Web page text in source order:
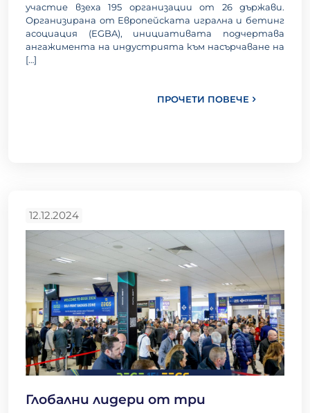
участие взеха 195 организации от 26 държави.
Организирана от Европейската игрална и бетинг
асоциация (EGBA), инициативата подчертава
ангажимента на индустрията към насърчаване на
[…]
ПРОЧЕТИ ПОВЕЧЕ
12.12.2024
Глобални лидери от три